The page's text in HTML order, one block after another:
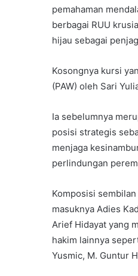
pemahaman
berbagai RUU
hijau sebagai
Kosongnya kursi
(PAW) oleh Sari
Ia sebelumnya
posisi strategis
menjaga
perlindungan
Komposisi
masuknya Adies
Arief Hidayat yang
hakim lainnya
Yusmic, M. Guntur